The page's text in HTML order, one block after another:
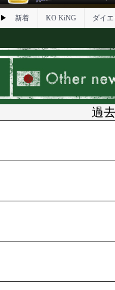
試合日程 試合結果
新着